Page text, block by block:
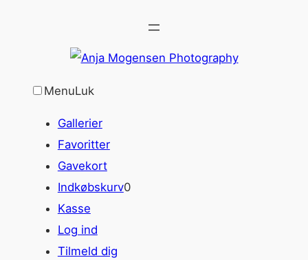
MenuLuk
Gallerier
Favoritter
Gavekort
Indkøbskurv0
Kasse
Log ind
Tilmeld dig